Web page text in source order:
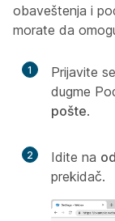
obaveštenja i
morate da
1
Prijavite
dugme
pošte.
2 Idite na
prekidač.